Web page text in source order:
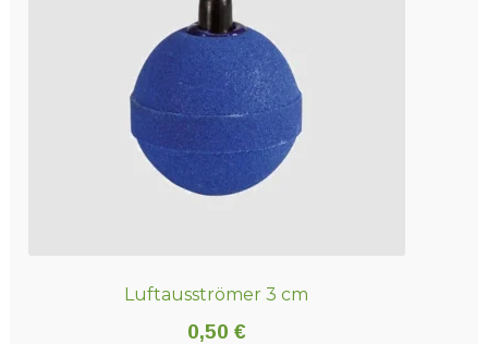
Luftausströmer 3 cm
0,50 €